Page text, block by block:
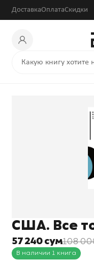
ДоставкаОплатаСкидки
США. Все
57 240 сум108
В наличии 1 книга